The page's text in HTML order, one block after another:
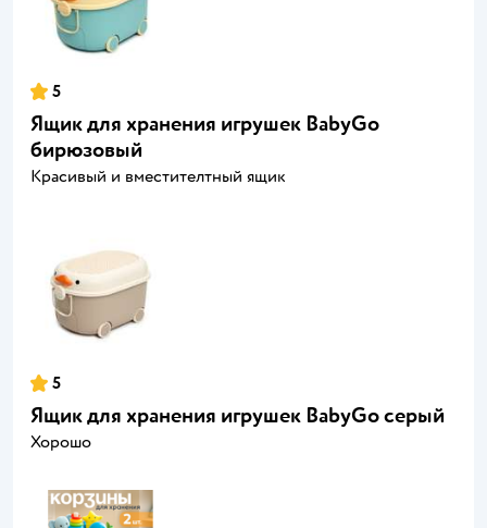
5
Ящик для хранения игрушек BabyGo
бирюзовый
Красивый и вместителтный ящик
5
Ящик для хранения игрушек BabyGo серый
Хорошо